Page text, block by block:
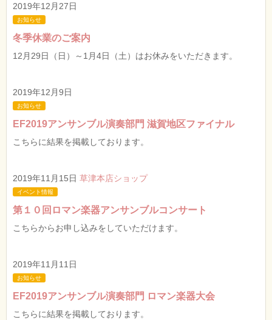
2019年12月27日
お知らせ
冬季休業のご案内
12月29日（日）～1月4日（土）はお休みをいただきます。
2019年12月9日
お知らせ
EF2019アンサンブル演奏部門 滋賀地区ファイナル
こちらに結果を掲載しております。
2019年11月15日 草津本店ショップ
イベント情報
第１０回ロマン楽器アンサンブルコンサート
こちらからお申し込みをしていただけます。
2019年11月11日
お知らせ
EF2019アンサンブル演奏部門 ロマン楽器大会
こちらに結果を掲載しております。